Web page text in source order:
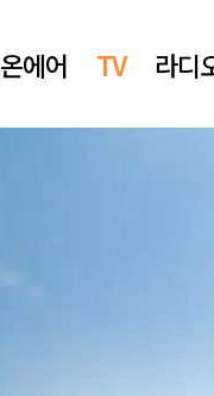
온에어 TV 라디